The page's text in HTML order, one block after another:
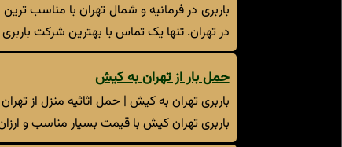
باربری در فرمانیه و شمال تهران با مناسب
در تهران. تنها یک تماس با بهترین شرکت باربری
حمل بار از تهران به کیش
باربری تهران به کیش | حمل اثاثیه منزل از
باربری تهران کیش با قیمت بسیار مناسب و